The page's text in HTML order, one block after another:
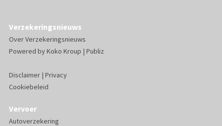
Verzekeringsnieuws
Over Verzekeringsnieuws
Powered byKoko Kroup | Publiz
Disclaimer| Privacy
Cookiebeleid
Vervoer
Autoverzekering